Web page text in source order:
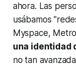
ahora. Las
usábamos
Myspace,
una identidad
no tan